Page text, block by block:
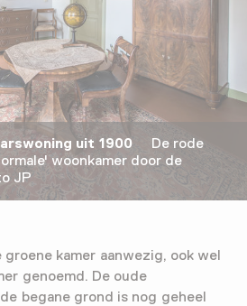
uit 1900De rode
woonkamer door de
JP
kamer aanwezig, ook wel
genoemd. De oude
begane grond is nog geheel